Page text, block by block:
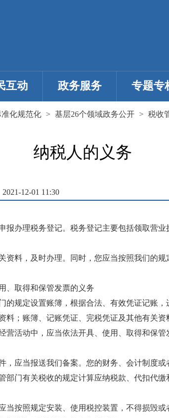
互动 政务服务 专题专
化规范化 > 基层26个领域政务公开 > 税收
纳税人的义务
12-01 11:30
报办理税务登记。税务登记主要包括领取营
料，及时办理。同时，您应当按照我们的
、取得和保管发票的义务
规定设置账簿，根据合法、有效凭证记账
；账簿、记账凭证、完税凭证及其他有关资
活动中，应当依法开具、使用、取得和保管
应当报送我们备案。您的财务、会计制度
门有关税收的规定计算应纳税款、代扣代缴
当按照规定安装、使用税控装置，不得损毁